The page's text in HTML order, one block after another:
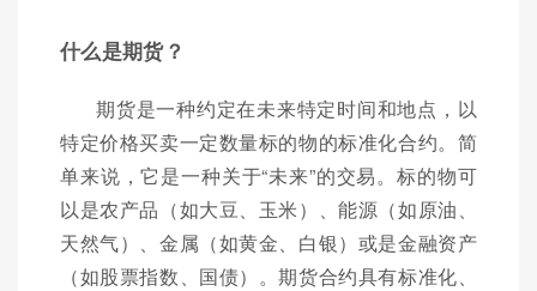
什么是期货？
期货是一种约定在未来特定时间和地点，以
特定价格买卖一定数量标的物的标准化合约。简
单来说，它是一种关于“未来”的交易。标的物可
以是农产品（如大豆、玉米）、能源（如原油、
天然气）、金属（如黄金、白银）或是金融资产
（如股票指数、国债）。期货合约具有标准化、